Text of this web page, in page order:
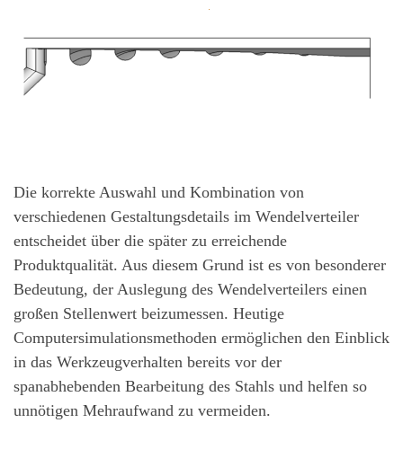
Die korrekte Auswahl und Kombination von
verschiedenen Gestaltungsdetails im Wendelverteiler
entscheidet über die später zu erreichende
Produktqualität. Aus diesem Grund ist es von besonderer
Bedeutung, der Auslegung des Wendelverteilers einen
großen Stellenwert beizumessen. Heutige
Computersimulationsmethoden ermöglichen den Einblick
in das Werkzeugverhalten bereits vor der
spanabhebenden Bearbeitung des Stahls und helfen so
unnötigen Mehraufwand zu vermeiden.